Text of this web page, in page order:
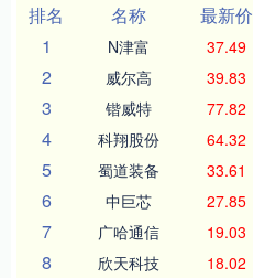
排名
名称 最新价
1
N津富 37.49
2 威尔高 39.83
3 锴威特 77.82
4 科翔股份 64.32
5 蜀道装备 33.61
6 中巨芯 27.85
7 广哈通信 19.03
8 欣天科技 18.02